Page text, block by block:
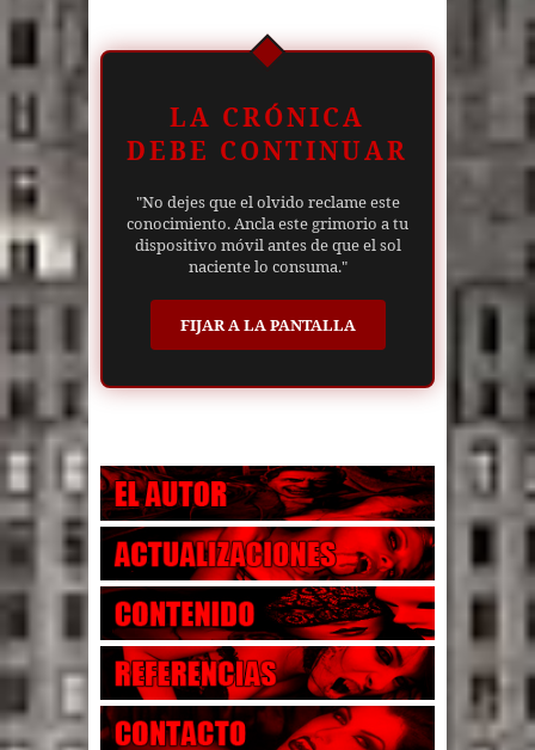
LA CRÓNICA
DEBE CONTINUAR
"No dejes que el olvido reclame este
conocimiento. Ancla este grimorio a tu
dispositivo móvil antes de que el sol
naciente lo consuma."
FIJAR A LA PANTALLA